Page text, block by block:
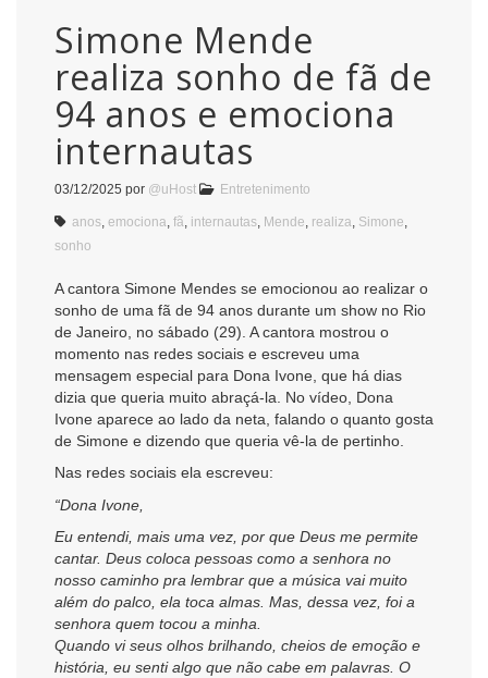
Simone Mende
realiza sonho de fã de
94 anos e emociona
internautas
03/12/2025 por @uHost Entretenimento
anos emociona fã internautas Mende realiza Simone
sonho
A cantora Simone Mendes se emocionou ao realizar o
sonho de uma fã de 94 anos durante um show no Rio
de Janeiro, no sábado (29). A cantora mostrou o
momento nas redes sociais e escreveu uma
mensagem especial para Dona Ivone, que há dias
dizia que queria muito abraçá-la. No vídeo, Dona
Ivone aparece ao lado da neta, falando o quanto gosta
de Simone e dizendo que queria vê-la de pertinho.
Nas redes sociais ela escreveu:
“Dona Ivone,
Eu entendi, mais uma vez, por que Deus me permite
cantar. Deus coloca pessoas como a senhora no
nosso caminho pra lembrar que a música vai muito
além do palco, ela toca almas. Mas, dessa vez, foi a
senhora quem tocou a minha.
Quando vi seus olhos brilhando, cheios de emoção e
história, eu senti algo que não cabe em palavras. O